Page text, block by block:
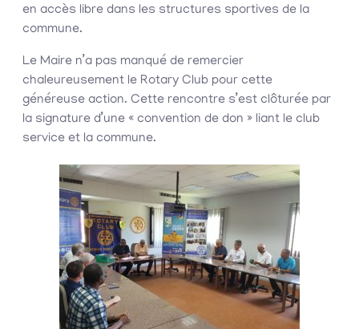
en accès libre dans les structures sportives de la
commune.
Le Maire n’a pas manqué de remercier
chaleureusement le Rotary Club pour cette
généreuse action. Cette rencontre s’est clôturée par
la signature d’une « convention de don » liant le club
service et la commune.